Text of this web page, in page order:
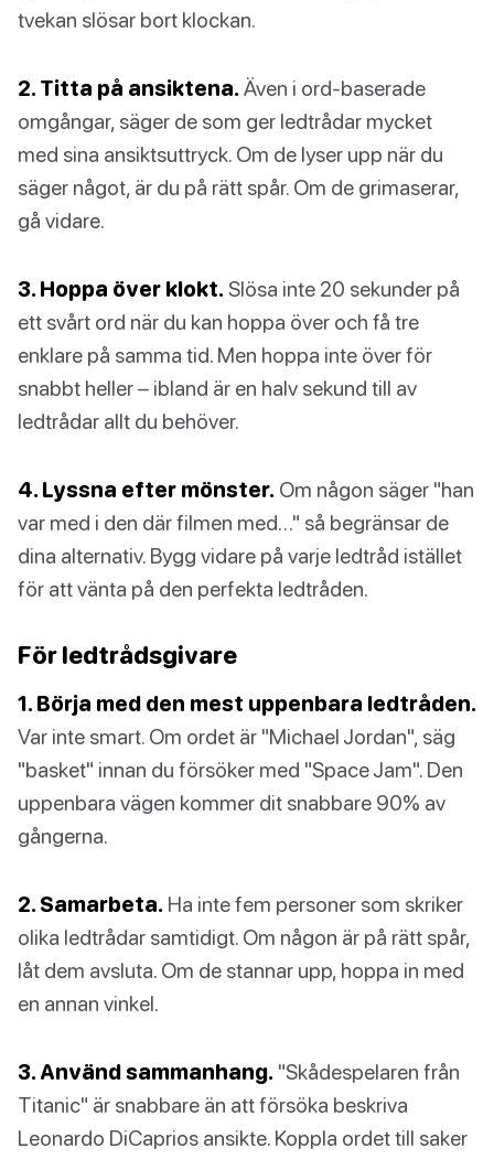
tvekan slösar bort klockan.
2. Titta på ansiktena. Även i ord-baserade
omgångar, säger de som ger ledtrådar mycket
med sina ansiktsuttryck. Om de lyser upp när du
säger något, är du på rätt spår. Om de grimaserar,
gå vidare.
3. Hoppa över klokt. Slösa inte 20 sekunder på
ett svårt ord när du kan hoppa över och få tre
enklare på samma tid. Men hoppa inte över för
snabbt heller – ibland är en halv sekund till av
ledtrådar allt du behöver.
4. Lyssna efter mönster. Om någon säger "han
var med i den där filmen med…" så begränsar de
dina alternativ. Bygg vidare på varje ledtråd istället
för att vänta på den perfekta ledtråden.
För ledtrådsgivare
1. Börja med den mest uppenbara ledtråden.
Var inte smart. Om ordet är "Michael Jordan", säg
"basket" innan du försöker med "Space Jam". Den
uppenbara vägen kommer dit snabbare 90% av
gångerna.
2. Samarbeta. Ha inte fem personer som skriker
olika ledtrådar samtidigt. Om någon är på rätt spår,
låt dem avsluta. Om de stannar upp, hoppa in med
en annan vinkel.
3. Använd sammanhang. "Skådespelaren från
Titanic" är snabbare än att försöka beskriva
Leonardo DiCaprios ansikte. Koppla ordet till saker